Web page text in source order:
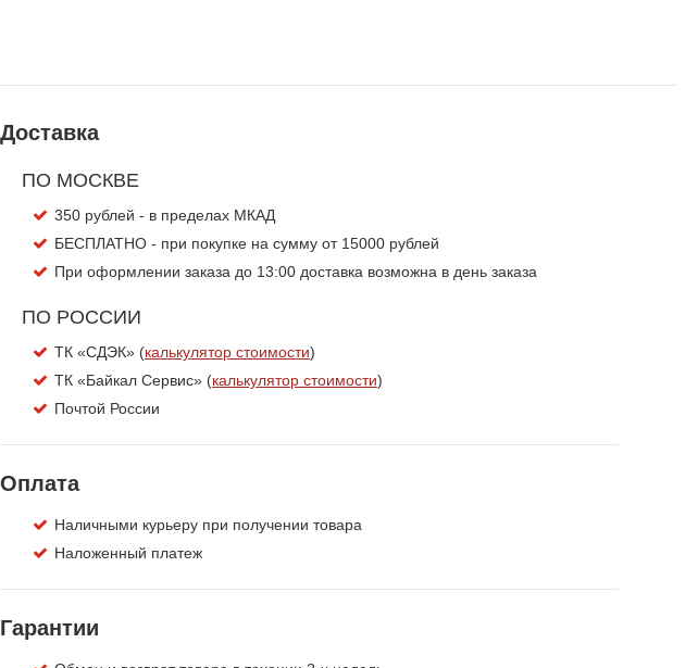
Доставка
ПО МОСКВЕ
350 рублей - в пределах МКАД
БЕСПЛАТНО - при покупке на сумму от 15000 рублей
При оформлении заказа до 13:00 доставка возможна в день заказа
ПО РОССИИ
ТК «СДЭК» (калькулятор стоимости)
ТК «Байкал Сервис» (калькулятор стоимости)
Почтой России
Оплата
Наличными курьеру при получении товара
Наложенный платеж
Гарантии